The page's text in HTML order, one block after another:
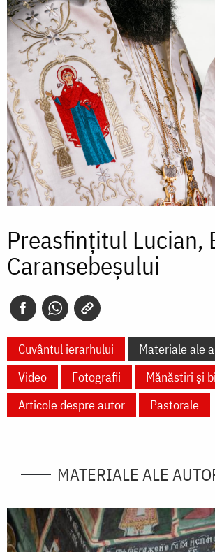
Preasfințitul Lucian,
Caransebeșului
Cuvântul ierarhului
Materiale ale
Video
Fotografii
Mănăstiri și
Articole despre autor
Pastorale
MATERIALE ALE